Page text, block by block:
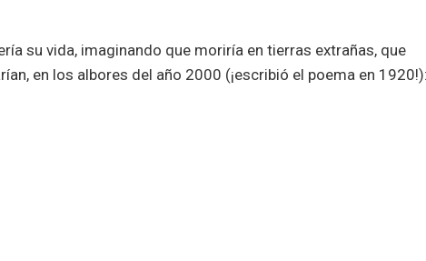
su vida, imaginando que moriría en tierras extrañas, que
en los albores del año 2000 (¡escribió el poema en 1920!):